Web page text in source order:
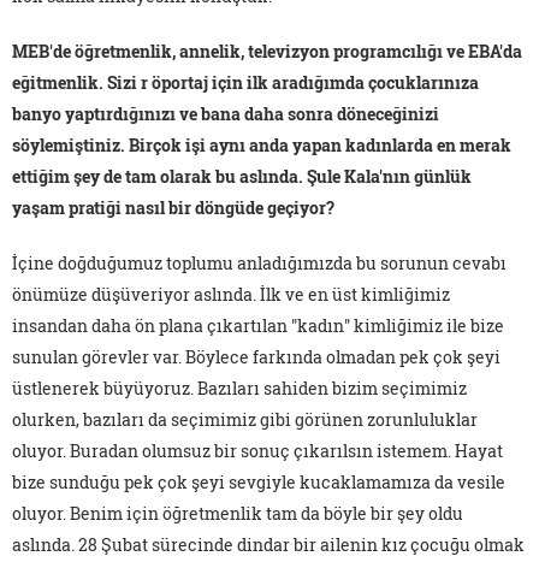
MEB'de öğretmenlik, annelik, televizyon programcılığı ve EBA'da
eğitmenlik. Sizi r öportaj için ilk aradığımda çocuklarınıza
banyo yaptırdığınızı ve bana daha sonra döneceğinizi
söylemiştiniz. Birçok işi aynı anda yapan kadınlarda en merak
ettiğim şey de tam olarak bu aslında. Şule Kala'nın günlük
yaşam pratiği nasıl bir döngüde geçiyor?
İçine doğduğumuz toplumu anladığımızda bu sorunun cevabı
önümüze düşüveriyor aslında. İlk ve en üst kimliğimiz
insandan daha ön plana çıkartılan "kadın" kimliğimiz ile bize
sunulan görevler var. Böylece farkında olmadan pek çok şeyi
üstlenerek büyüyoruz. Bazıları sahiden bizim seçimimiz
olurken, bazıları da seçimimiz gibi görünen zorunluluklar
oluyor. Buradan olumsuz bir sonuç çıkarılsın istemem. Hayat
bize sunduğu pek çok şeyi sevgiyle kucaklamamıza da vesile
oluyor. Benim için öğretmenlik tam da böyle bir şey oldu
aslında. 28 Şubat sürecinde dindar bir ailenin kız çocuğu olmak